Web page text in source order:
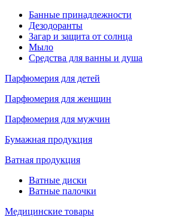
Банные принадлежности
Дезодоранты
Загар и защита от солнца
Мыло
Средства для ванны и душа
Парфюмерия для детей
Парфюмерия для женщин
Парфюмерия для мужчин
Бумажная продукция
Ватная продукция
Ватные диски
Ватные палочки
Медицинские товары